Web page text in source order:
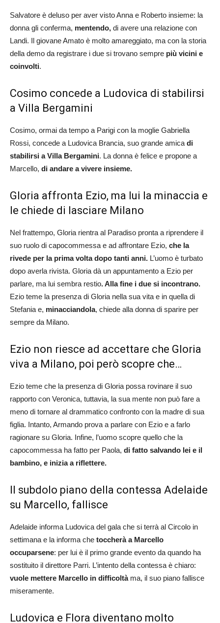
Salvatore è deluso per aver visto Anna e Roberto insieme: la
donna gli conferma, mentendo, di avere una relazione con
Landi. Il giovane Amato è molto amareggiato, ma con la storia
della demo da registrare i due si trovano sempre più vicini e
coinvolti.
Cosimo concede a Ludovica di stabilirsi
a Villa Bergamini
Cosimo, ormai da tempo a Parigi con la moglie Gabriella
Rossi, concede a Ludovica Brancia, suo grande amica di
stabilirsi a Villa Bergamini. La donna è felice e propone a
Marcello, di andare a vivere insieme.
Gloria affronta Ezio, ma lui la minaccia e
le chiede di lasciare Milano
Nel frattempo, Gloria rientra al Paradiso pronta a riprendere il
suo ruolo di capocommessa e ad affrontare Ezio, che la
rivede per la prima volta dopo tanti anni. L’uomo è turbato
dopo averla rivista. Gloria dà un appuntamento a Ezio per
parlare, ma lui sembra restio. Alla fine i due si incontrano.
Ezio teme la presenza di Gloria nella sua vita e in quella di
Stefania e, minacciandola, chiede alla donna di sparire per
sempre da Milano.
Ezio non riesce ad accettare che Gloria
viva a Milano, poi però scopre che…
Ezio teme che la presenza di Gloria possa rovinare il suo
rapporto con Veronica, tuttavia, la sua mente non può fare a
meno di tornare al drammatico confronto con la madre di sua
figlia. Intanto, Armando prova a parlare con Ezio e a farlo
ragionare su Gloria. Infine, l’uomo scopre quello che la
capocommessa ha fatto per Paola, di fatto salvando lei e il
bambino, e inizia a riflettere.
Il subdolo piano della contessa Adelaide
su Marcello, fallisce
Adelaide informa Ludovica del gala che si terrà al Circolo in
settimana e la informa che toccherà a Marcello
occuparsene: per lui è il primo grande evento da quando ha
sostituito il direttore Parri. L’intento della contessa è chiaro:
vuole mettere Marcello in difficoltàma, il suo piano fallisce
miseramente.
Ludovica e Flora diventano molto